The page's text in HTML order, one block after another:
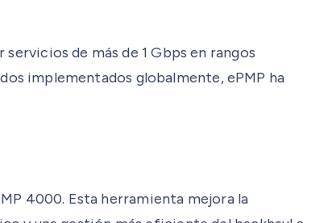
de más de 1 Gbps en rangos
implementados globalmente, ePMP ha
4000. Esta herramienta mejora la